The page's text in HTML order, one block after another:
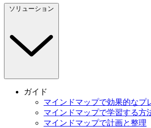
ソリューション
ガイド
マインドマップで効果的なプ
マインドマップで学習する方
マインドマップで計画と整理